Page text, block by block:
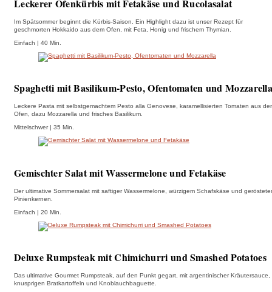
Leckerer Ofenkürbis mit Fetakäse und Rucolasalat
Im Spätsommer beginnt die Kürbis-Saison. Ein Highlight dazu ist unser Rezept für
geschmorten Hokkaido aus dem Ofen, mit Feta, Honig und frischem Thymian.
Einfach | 40 Min.
Spaghetti mit Basilikum-Pesto, Ofentomaten und
Leckere Pasta mit selbstgemachtem Pesto alla Genovese, karamellisierten Tomaten aus
Ofen, dazu Mozzarella und frisches Basilikum.
Mittelschwer | 35 Min.
Gemischter Salat mit Wassermelone und Fetakäse
Der ultimative Sommersalat mit saftiger Wassermelone, würzigem Schafskäse und
Pinienkernen.
Einfach | 20 Min.
Deluxe Rumpsteak mit Chimichurri und Smashed Potatoes
Das ultimative Gourmet Rumpsteak, auf den Punkt gegart, mit argentinischer Kräutersauce,
knusprigen Bratkartoffeln und Knoblauchbaguette.